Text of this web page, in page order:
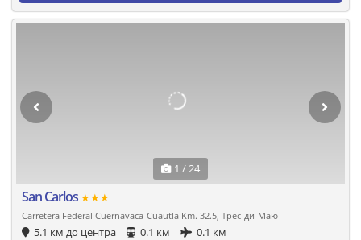
1 / 24
San Carlos ★★★
Carretera Federal Cuernavaca-Cuautla Km. 32.5, Трес-ди-Маю
5.1 км до центра 0.1 км
0.1 км